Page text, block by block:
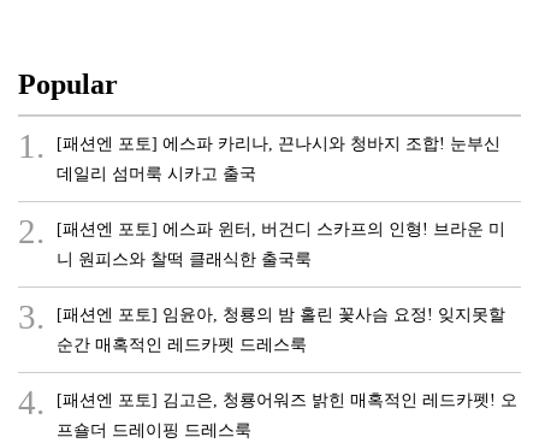
Popular
1.
[패션엔 포토] 에스파 카리나, 끈나시와 청바지 조합! 눈부신
데일리 섬머룩 시카고 출국
2.
[패션엔 포토] 에스파 윈터, 버건디 스카프의 인형! 브라운 미
니 원피스와 찰떡 클래식한 출국룩
3.
[패션엔 포토] 임윤아, 청룡의 밤 홀린 꽃사슴 요정! 잊지못할
순간 매혹적인 레드카펫 드레스룩
4.
[패션엔 포토] 김고은, 청룡어워즈 밝힌 매혹적인 레드카펫! 오
프숄더 드레이핑 드레스룩